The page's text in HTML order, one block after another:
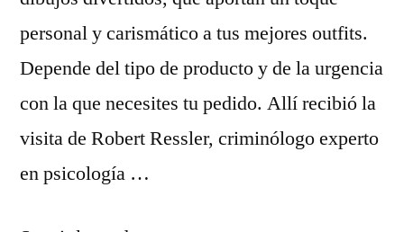
personal y carismático a tus mejores outfits.
Depende del tipo de producto y de la urgencia
con la que necesites tu pedido. Allí recibió la
visita de Robert Ressler, criminólogo experto
en psicología …